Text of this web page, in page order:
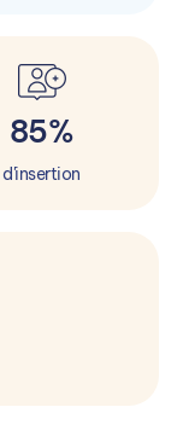
85%
d'insertion